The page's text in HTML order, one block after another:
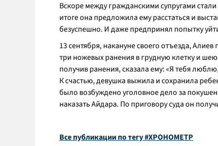
Вскоре между гражданскими супругами
итоге она предложила ему расстаться и
безуспешно. И даже предпринял попытку
13 сентября, накануне своего отъезда,
три ножевых ранения в грудную клетку и
получив ранения, сказала ему: «Я тебя
К счастью, девушка выжила и сохранила
было возбуждено уголовное дело за
наказать Айдара. По приговору суда он
Все публикации по тегу #ХРОНОМЕТР